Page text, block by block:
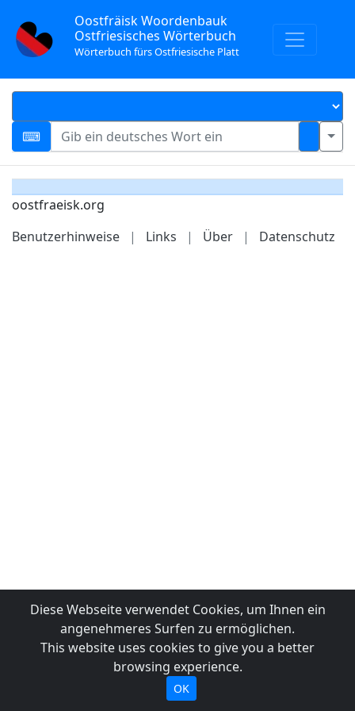
Oostfräisk Woordenbauk
Ostfriesisches Wörterbuch
Wörterbuch fürs Ostfriesische Platt
oostfraeisk.org
Benutzerhinweise
| Links | Über | Datenschutz
Diese Webseite verwendet Cookies, um Ihnen ein
angenehmeres Surfen zu ermöglichen.
This website uses cookies to give you a better
browsing experience.
OK